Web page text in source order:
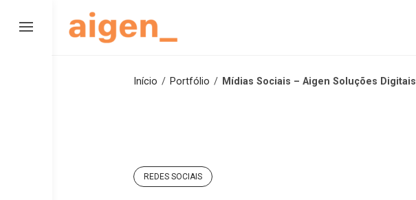
Início / Portfólio / Mídias Sociais – Aigen Soluções Digitais
REDES SOCIAIS